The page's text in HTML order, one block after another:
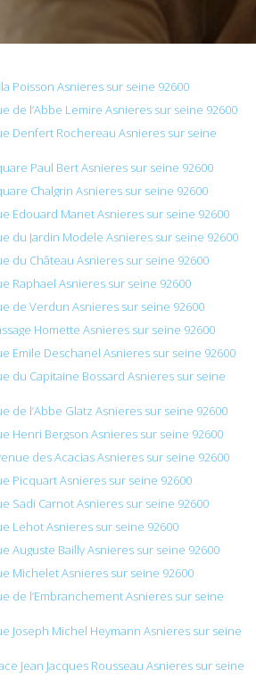
Poisson Asnieres sur seine 92600
de l’Abbe Lemire Asnieres sur seine 92600
Denfert Rochereau Asnieres sur seine
Paul Bert Asnieres sur seine 92600
Chalgrin Asnieres sur seine 92600
Édouard Manet Asnieres sur seine 92600
du Jardin Modele Asnieres sur seine 92600
du Château Asnieres sur seine 92600
Raphael Asnieres sur seine 92600
de Verdun Asnieres sur seine 92600
Homette Asnieres sur seine 92600
Émile Deschanel Asnieres sur seine 92600
du Capitaine Bossard Asnieres sur seine
de l’Abbe Glatz Asnieres sur seine 92600
Henri Bergson Asnieres sur seine 92600
des Acacias Asnieres sur seine 92600
Picquart Asnieres sur seine 92600
Sadi Carnot Asnieres sur seine 92600
Lehot Asnieres sur seine 92600
Auguste Bailly Asnieres sur seine 92600
Michelet Asnieres sur seine 92600
de l’Embranchement Asnieres sur seine
Joseph Michel Heymann Asnieres sur seine
Jean Jacques Rousseau Asnieres sur seine